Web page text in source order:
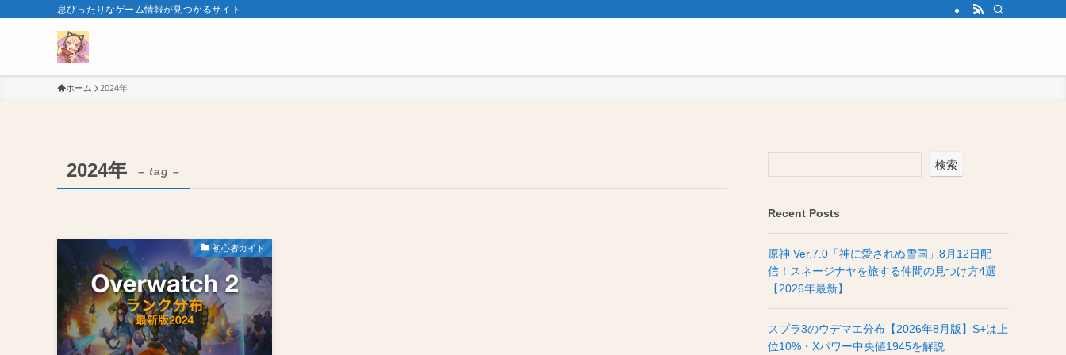
息ぴったりなゲーム情報が見つかるサイト
ホーム 2024年
2024年 – tag –
初心者ガイド
検索
Recent Posts
原神 Ver.7.0「神に愛されぬ雪国」8月12日配
信！スネージナヤを旅する仲間の見つけ方4選
【2026年最新】
スプラ3のウデマエ分布【2026年8月版】S+は上
位10%・Xパワー中央値1945を解説